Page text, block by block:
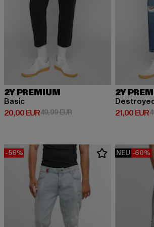
2Y PREMIUM
Basic
20,00 EUR
Derzeitiger Preis: 20,00 EUR
49,99 EURAktionspreis: 49,99 EUR
2Y
21,00 EUR
Derzeitiger
-56% NEU -60%